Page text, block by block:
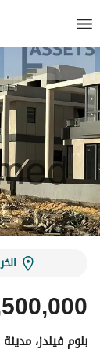
بلوم فيلدز،